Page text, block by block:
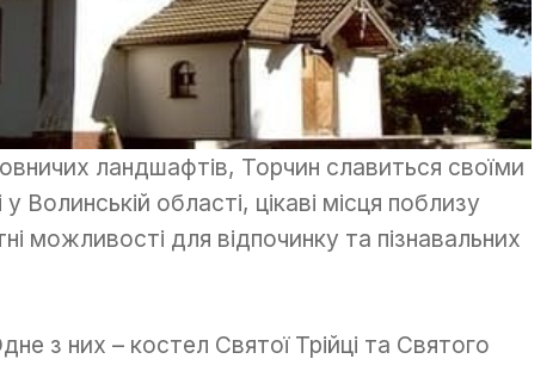
ландшафтів, Торчин славиться своїми
Волинській області, цікаві місця поблизу
можливості для відпочинку та пізнавальних
з них – костел Святої Трійці та Святого